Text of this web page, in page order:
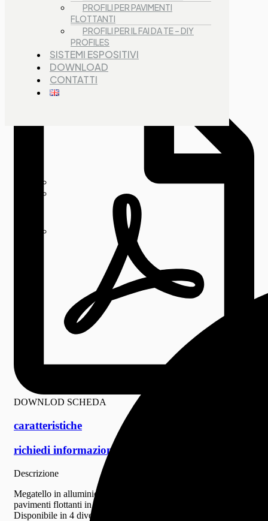
PROFILI PER PAVIMENTI
FLOTTANTI
PROFILI PER IL FAI DA TE – DIY
PROFILES
SISTEMI ESPOSITIVI
DOWNLOAD
CONTATTI
Descrizione
DOWNLOD SCHEDA
caratteristiche
richiedi informazioni
Descrizione
Megatello in alluminio anodizzato argento per la posa di
pavimenti flottanti in esterno.
Disponibile in 4 diverse dimensioni.